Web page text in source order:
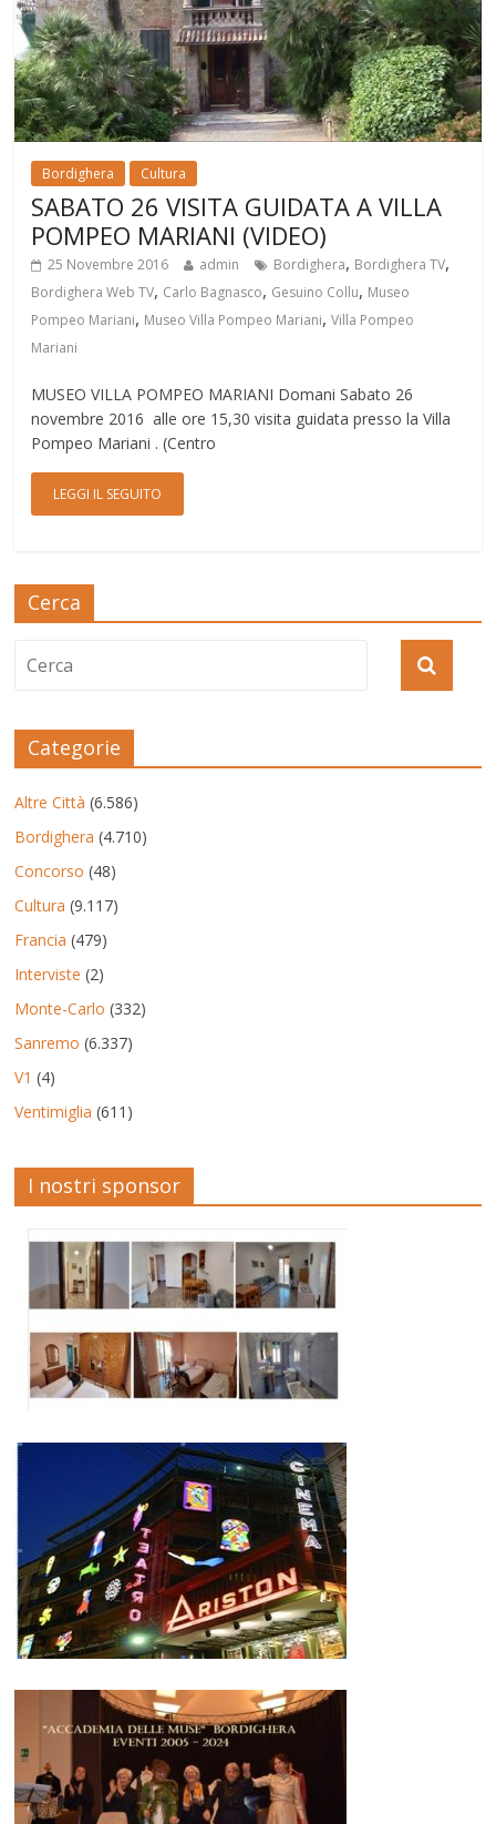
Bordighera Cultura
SABATO 26 VISITA GUIDATA A VILLA
POMPEO MARIANI (VIDEO)
25 Novembre 2016 admin Bordighera, Bordighera TV,
Bordighera Web TV, Carlo Bagnasco, Gesuino Collu, Museo
Pompeo Mariani, Museo Villa Pompeo Mariani,Villa Pompeo
Mariani
MUSEO VILLA POMPEO MARIANI Domani Sabato 26
novembre 2016 alle ore 15,30 visita guidata presso la Villa
Pompeo Mariani . (Centro
LEGGI IL SEGUITO
Cerca
Categorie
Altre Città (6.586)
Bordighera (4.710)
Concorso (48)
Cultura (9.117)
Francia (479)
Interviste (2)
Monte-Carlo (332)
Sanremo (6.337)
V1 (4)
Ventimiglia (611)
I nostri sponsor